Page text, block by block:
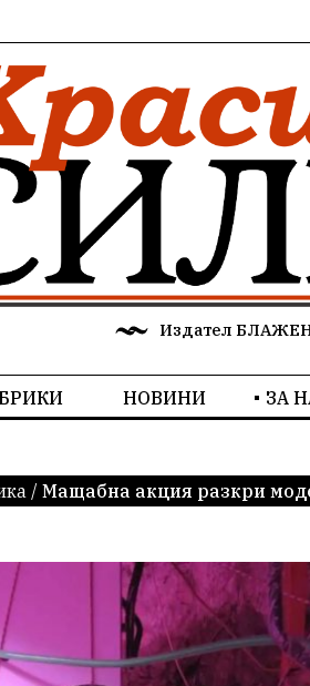
Издател
НОВИНИ ЗА
/ Мащабна акция разкри